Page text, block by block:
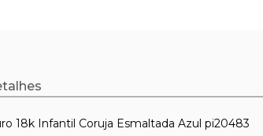
18k Infantil Coruja Esmaltada Azul pi20483